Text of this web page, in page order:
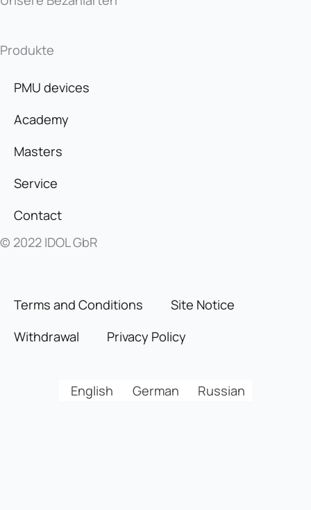
Produkte
PMU devices
Academy
Masters
Service
Contact
© 2022 IDOL GbR
Terms and Conditions
Site Notice
Withdrawal
Privacy Policy
English German Russian